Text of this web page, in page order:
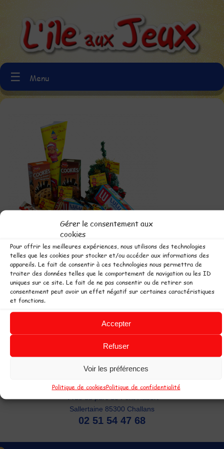
Gérer le consentement aux
cookies
Pour offrir les meilleures expériences, nous utilisons des technologies
telles que les cookies pour stocker et/ou accéder aux informations des
appareils. Le fait de consentir à ces technologies nous permettra de
traiter des données telles que le comportement de navigation ou les ID
uniques sur ce site. Le fait de ne pas consentir ou de retirer son
consentement peut avoir un effet négatif sur certaines caractéristiques
et fonctions.
Accepter
Refuser
Voir les préférences
Politique de cookiesPolitique de confidentialité
☰ Menu
Désolé, vos goûters et vos boissons ne sont pas
autorisés à l'intérieur du parc. Un Snack est à votre
disposition sur place.
copyright L'Ile aux Jeux -Parcs de loisirs couverts ouvert toute
pour plus de plaisir. Parc de jeux en Pays de Loire à Challans et Les
d'Olonne, 2 espaces de loisirs pour les enfants, pour jouer tout le
par tous les temps !
4 rue du parc de Pont Habert
Sallertaine 85300 Challans
02 51 54 47 68